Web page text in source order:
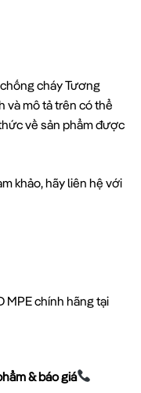
cháy Tương
và mô tả trên có thể
về sản phẩm được
khảo, hãy liên hệ với
MPE chính hãng tại
& báo giá